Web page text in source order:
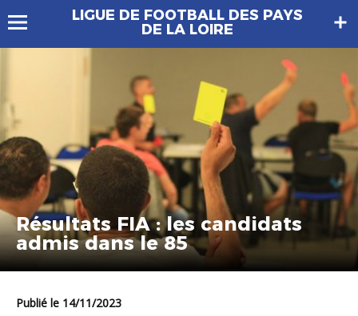
LIGUE DE FOOTBALL DES PAYS
DE LA LOIRE
Résultats FIA : les candidats
admis dans le 85
Publié le 14/11/2023